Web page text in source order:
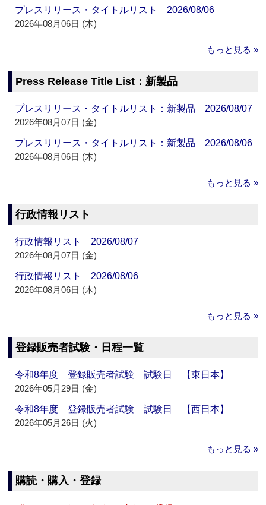
プレスリリース・タイトルリスト 2026/08/06
2026年08月06日 (木)
もっと見る »
Press Release Title List：新製品
プレスリリース・タイトルリスト：新製品 2026/08/07
2026年08月07日 (金)
プレスリリース・タイトルリスト：新製品 2026/08/06
2026年08月06日 (木)
もっと見る »
行政情報リスト
行政情報リスト 2026/08/07
2026年08月07日 (金)
行政情報リスト 2026/08/06
2026年08月06日 (木)
もっと見る »
登録販売者試験・日程一覧
令和8年度 登録販売者試験 試験日 【東日本】
2026年05月29日 (金)
令和8年度 登録販売者試験 試験日 【西日本】
2026年05月26日 (火)
もっと見る »
購読・購入・登録